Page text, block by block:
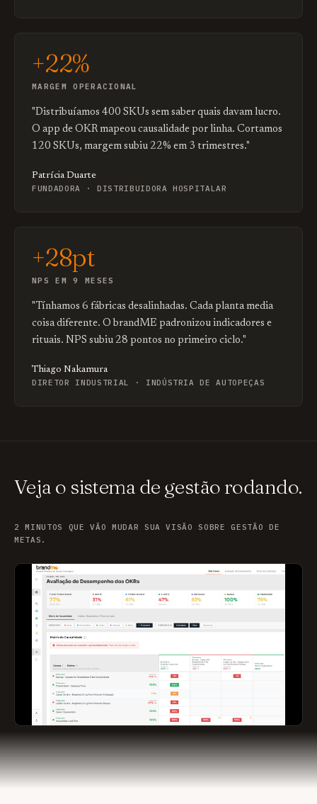
+22%
MARGEM OPERACIONAL
"Distribuíamos 400 SKUs sem saber quais davam lucro.
O app de OKR mapeou causalidade por linha. Cortamos
120 SKUs, margem subiu 22% em 3 trimestres."
Patrícia Duarte
FUNDADORA · DISTRIBUIDORA HOSPITALAR
+28pt
NPS EM 9 MESES
"Tínhamos 6 fábricas desalinhadas. Cada planta media
coisa diferente. O brandME padronizou indicadores e
rituais. NPS subiu 28 pontos no primeiro ciclo."
Thiago Nakamura
DIRETOR INDUSTRIAL · INDÚSTRIA DE AUTOPEÇAS
Veja o sistema de gestão rodando.
2 MINUTOS QUE VÃO MUDAR SUA VISÃO SOBRE GESTÃO DE
METAS.